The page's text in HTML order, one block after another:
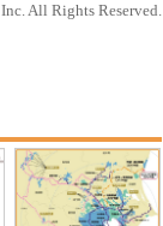
All Rights Reserved.